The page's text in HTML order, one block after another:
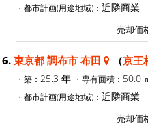
・都市計画(用途地域)： 近隣商業
売却価
6. 東京都 調布市 布田 （京王
・築： 25.3 年 ・専有面積： 50.0
・都市計画(用途地域)： 近隣商業
売却価